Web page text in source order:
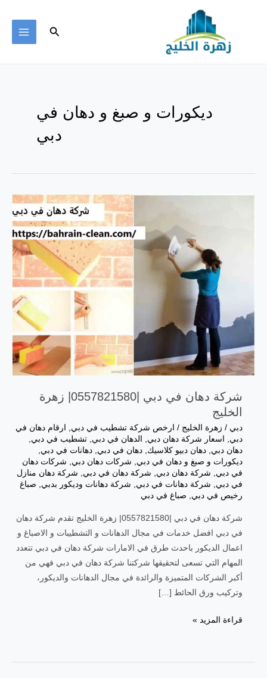
البحث
ديكورات و صبغ و دهان في
دبي
شركة دهان في دبي |0557821580| زهرة
الخليج
دبي / زهرة الخليج / ارخص شركة تشطيب في دبي
ارقام دهان في
دبي
اسعار شركة دهان دبي الدهان في دبي تشطيب في دبي
دهان دبي دهان دبيو كلاسيك دهان في دبي دهانات في دبي
ديكورات و صبغ و دهان في دبي
شركات دهان دبي
شركات دهان
في دبي
شركة دهان دبي شركة دهان في دبي
شركة دهان منازل
في دبي
شركة دهانات في دبي شركة دهانات وديكور بدبي
صباغ
رخيص في دبي
صباغ في دبي
شركة دهان في دبي |0557821580| زهرة الخليج تقدم شركة دهان
في دبي افضل خدمات في مجال الدهانات و التشطيبات و الاصباغ و
اعمال الديكور باحدث طرق في الامارات شركة دهان في دبي تتعدد
المهام التي تسعى لتحقيقها شركتنا شركة دهان في دبي فهي من
أكبر الشركات المتميزة والرائدة في مجال الدهانات والديكور،
وتركيب ورق الحائط […]
قراءة المزيد »